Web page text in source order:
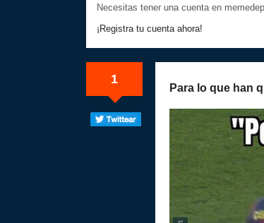
Necesitas tener una cuenta en
¡Registra tu cuenta ahora!
1
Para lo que han